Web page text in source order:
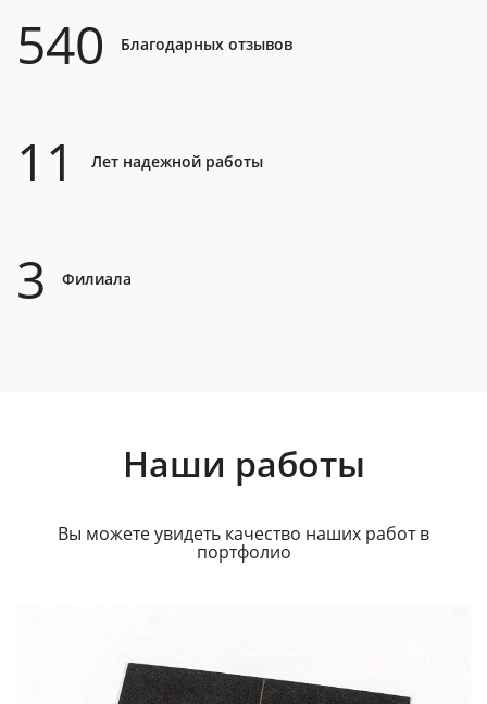
540 Благодарных отзывов
11 Лет надежной работы
3 Филиала
Наши работы
Вы можете увидеть качество наших работ в
портфолио